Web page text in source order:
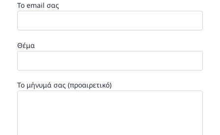
Το email σας
Θέμα
Το μήνυμά σας (προαιρετικό)